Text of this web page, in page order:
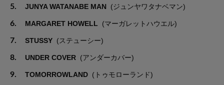
5. JUNYA WATANABE MAN (ジュンヤワタナベマン)
6. MARGARET HOWELL (マーガレットハウエル)
7. STUSSY (ステューシー)
8. UNDER COVER (アンダーカバー)
9. TOMORROWLAND (トゥモローランド)